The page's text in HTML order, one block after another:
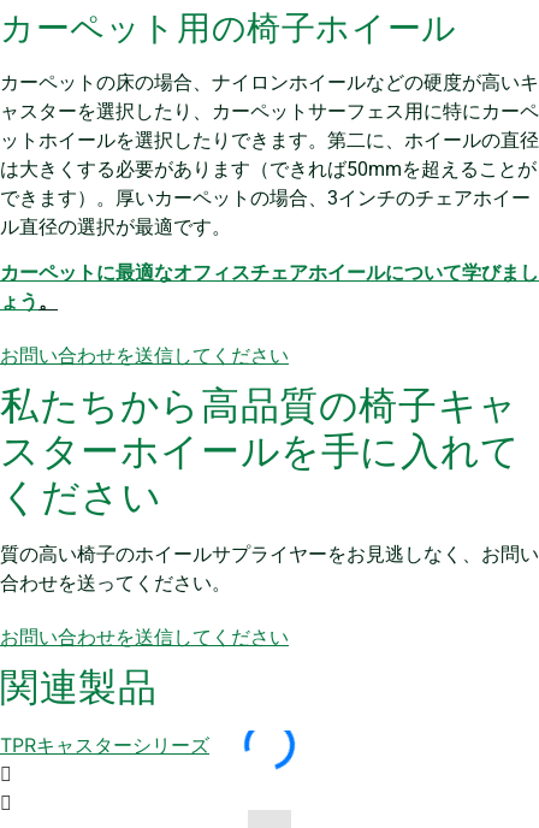
カーペット用の椅子ホイール
カーペットの床の場合、ナイロンホイールなどの硬度が高いキ
ャスターを選択したり、カーペットサーフェス用に特にカーペ
ットホイールを選択したりできます。第二に、ホイールの直径
は大きくする必要があります（できれば50mmを超えることが
できます）。厚いカーペットの場合、3インチのチェアホイー
ル直径の選択が最適です。
カーペットに最適なオフィスチェアホイールについて学びまし
ょう 。
お問い合わせを送信してください
私たちから高品質の椅子キャ
スターホイールを手に入れて
ください
質の高い椅子のホイールサプライヤーをお見逃しなく、お問い
合わせを送ってください。
お問い合わせを送信してください
関連製品
TPRキャスターシリーズ